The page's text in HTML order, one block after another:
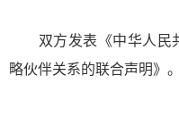
双方发表《中华人民
略伙伴关系的联合声明》。